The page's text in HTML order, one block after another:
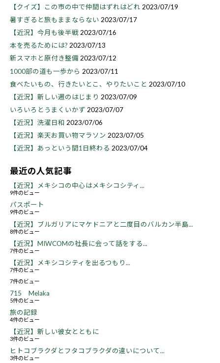
【クイズ】この市の中で仲間はずれはどれ 2023/07/19
暑すぎると旅もままならない 2023/07/17
【近況】今月も後半戦 2023/07/16
本を売るためには? 2023/07/13
新スマホと原付き整備2023/07/12
1000部の道も一歩から 2023/07/11
食べたいもの、行きたいとこ、やりたいこと 2023/07/10
【近況】新しい週のはじまり 2023/07/09
いろいろとうまくいかず 2023/07/07
【近況】洗濯日和 2023/07/06
【近況】楽天お買い物マラソン 2023/07/05
【近況】あっという間1日終わる 2023/07/04
最近の人気記事
【近況】メキシコの中心はメキシコシティ...
9件のビュー
パスポート
9件のビュー
【近況】ブルガリアにマケドニアと二度目のバルカン半島...
8件のビュー
【近況】MIWCOMの社長に会って話をする...
7件のビュー
【近況】メキシコシティを出るつもり...
7件のビュー
7件のビュー
715 Melaka
5件のビュー
旅の記録
4件のビュー
【近況】新しい彼女とともに
3件のビュー
ヒトコブラクダとフタコブラクダの違いについて...
3件のビュー